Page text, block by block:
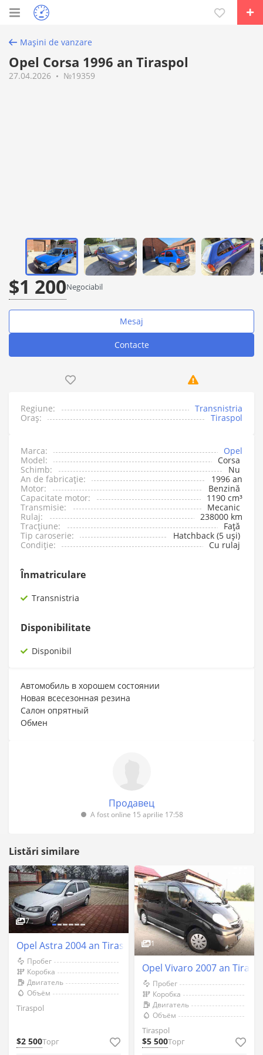
Mașini de vanzare
Opel Corsa 1996 an Tiraspol
27.04.2026 №19359
$1 200Negociabil
Mesaj
Contacte
Regiune:
Transnistria
Oraș:
Tiraspol
Marca:
Opel
Model:
Corsa
Schimb:
Nu
An de fabricație:
1996 an
Motor:
Benzină
Capacitate motor:
1190 cm³
Transmisie:
Mecanic
Rulaj:
238000 km
Tracțiune:
Față
Tip caroserie:
Hatchback (5 uși)
Condiție:
Cu rulaj
Înmatriculare
Transnistria
Disponibilitate
Disponibil
Автомобиль в хорошем состоянии
Новая всесезонная резина
Салон опрятный
Обмен
Продавец
A fost online 15 aprilie 17:58
Listări similare
7
Opel Astra 2004 an Tiraspol
Пробег
Коробка
Двигатель
Объём
Tiraspol
$2 500Торг
1
Opel Vivaro 2007 an
Пробег
Коробка
Двигатель
Объём
Tiraspol
$5 500Торг